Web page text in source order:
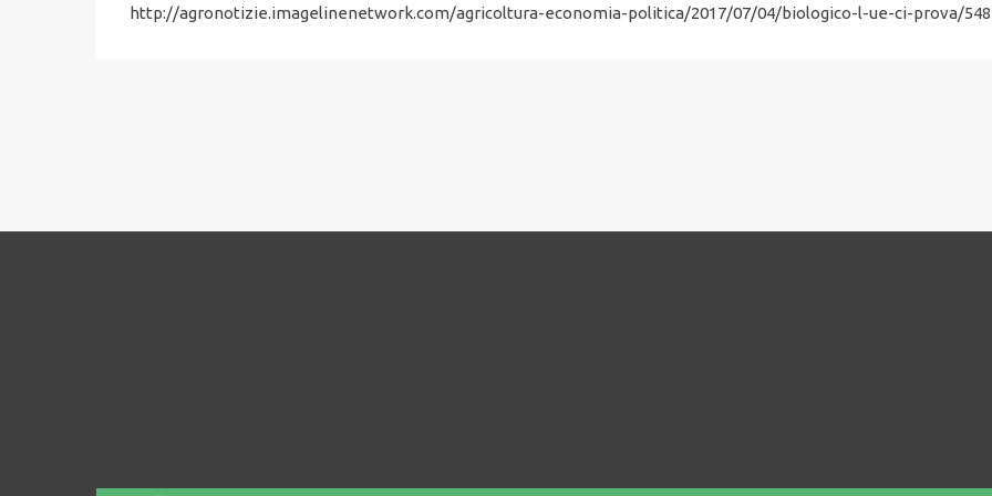
http://agronotizie.imagelinenetwork.com/agricoltura-economia-politica/2017/07/04/biologico-l-ue-ci-prova/